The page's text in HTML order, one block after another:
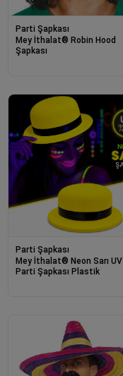
Parti Şapkası
Mey İthalat® Robin Hood
Şapkası
Parti Şapkası
Mey İthalat® Neon Sarı UV
Parti Şapkası Plastik